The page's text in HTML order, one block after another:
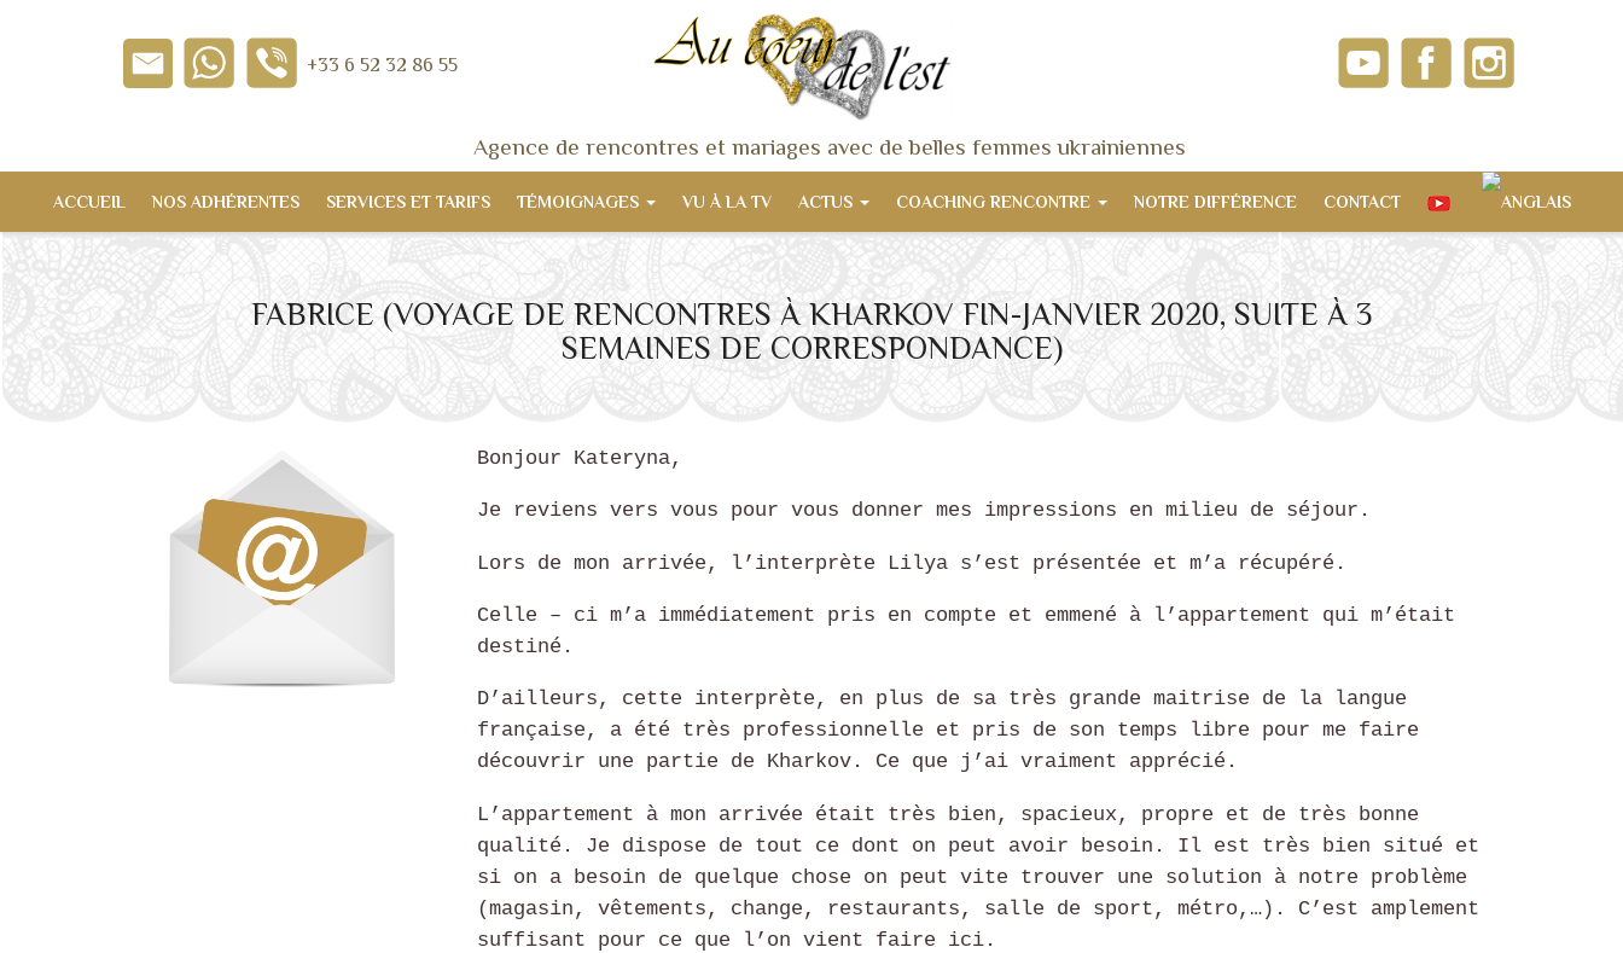
Agence de rencontres et mariages avec de belles femmes ukrainiennes
ACCUEIL NOS ADHÉRENTES SERVICES ET TARIFS TÉMOIGNAGES VU À LA TV ACTUS COACHING RENCONTRE NOTRE DIFFÉRENCE CONTACT
+33 6 52 32 86 55
FABRICE (VOYAGE DE RENCONTRES À KHARKOV FIN-JANVIER 2020, SUITE À 3
SEMAINES DE CORRESPONDANCE)
Bonjour Kateryna,
Je reviens vers vous pour vous donner mes impressions en milieu de séjour.
Lors de mon arrivée, l’interprète Lilya s’est présentée et m’a récupéré.
Celle – ci m’a immédiatement pris en compte et emmené à l’appartement qui m’était
destiné.
D’ailleurs, cette interprète, en plus de sa très grande maitrise de la langue
française, a été très professionnelle et pris de son temps libre pour me faire
découvrir une partie de Kharkov. Ce que j’ai vraiment apprécié.
L’appartement à mon arrivée était très bien, spacieux, propre et de très bonne
qualité. Je dispose de tout ce dont on peut avoir besoin. Il est très bien situé et
si on a besoin de quelque chose on peut vite trouver une solution à notre problème
(magasin, vêtements, change, restaurants, salle de sport, métro,…). C’est amplement
suffisant pour ce que l’on vient faire ici.